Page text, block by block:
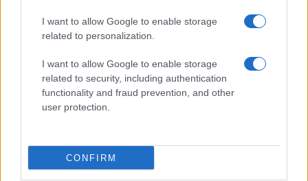
I want to allow Google to enable storage
related to personalization.
I want to allow Google to enable storage
related to security, including authentication
functionality and fraud prevention, and other
user protection.
CONFIRM
Cómo la crisis de refino está afectando los precios de la
gasolina y el diésel